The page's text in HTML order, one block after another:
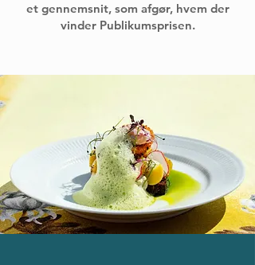
et gennemsnit, som afgør, hvem der
vinder Publikumsprisen.